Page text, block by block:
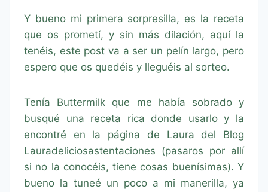
Y bueno mi primera sorpresilla, es la receta
que os prometí, y sin más dilación, aquí la
tenéis, este post va a ser un pelín largo, pero
espero que os quedéis y lleguéis al sorteo.
Tenía Buttermilk que me había sobrado y
busqué una receta rica donde usarlo y la
encontré en la página de Laura del Blog
Lauradeliciosastentaciones (pasaros por allí
si no la conocéis, tiene cosas buenísimas). Y
bueno la tuneé un poco a mi manerilla, ya